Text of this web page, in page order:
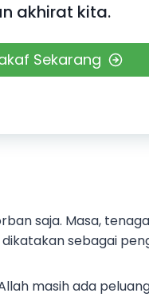
akhirat kita.
Sekarang
saja. Masa,
sebagai
masih ada